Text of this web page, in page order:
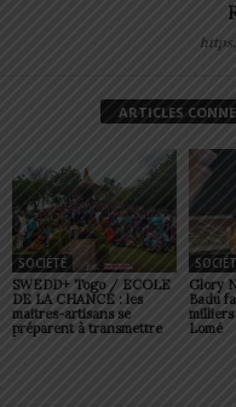
ARTICLES
SOCIÉTÉ
SWEDD+ Togo / ECOLE
DE LA CHANCE : les
maitres-artisans se
préparent à transmettre
Glory
Badu
milliers
Lomé